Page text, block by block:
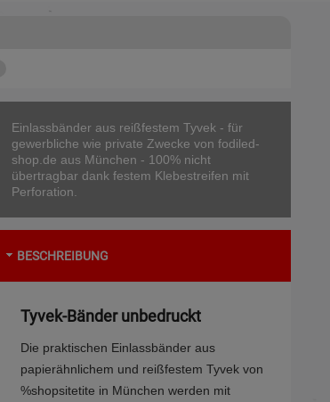
Einlassbänder aus reißfestem Tyvek - für
gewerbliche wie private Zwecke von fodiled-
shop.de aus München - 100% nicht
übertragbar dank festem Klebestreifen mit
Perforation.
BESCHREIBUNG
Tyvek-Bänder unbedruckt
Die praktischen Einlassbänder aus
papierähnlichem und reißfestem Tyvek von
%shopsitetite in München werden mit